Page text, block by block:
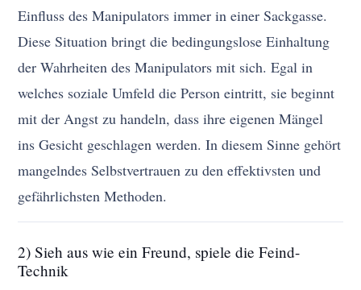
Einfluss des Manipulators immer in einer Sackgasse.
Diese Situation bringt die bedingungslose Einhaltung
der Wahrheiten des Manipulators mit sich. Egal in
welches soziale Umfeld die Person eintritt, sie beginnt
mit der Angst zu handeln, dass ihre eigenen Mängel
ins Gesicht geschlagen werden. In diesem Sinne gehört
mangelndes Selbstvertrauen zu den effektivsten und
gefährlichsten Methoden.
2) Sieh aus wie ein Freund, spiele die Feind-
Technik